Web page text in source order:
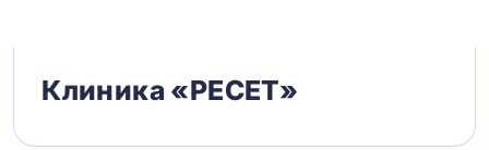
Клиника «РЕСЕТ»